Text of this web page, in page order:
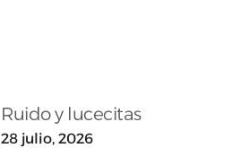
Ruido y lucecitas
28 julio, 2026